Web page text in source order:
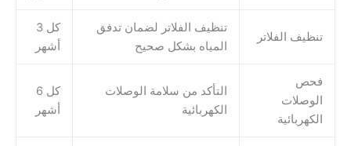
تنظيف الفلاتر
تنظيف الفلاتر لضمان تدفق
المياه بشكل صحيح
كل 3
أشهر
فحص
الوصلات
الكهربائية
التأكد من سلامة الوصلات
الكهربائية
كل 6
أشهر